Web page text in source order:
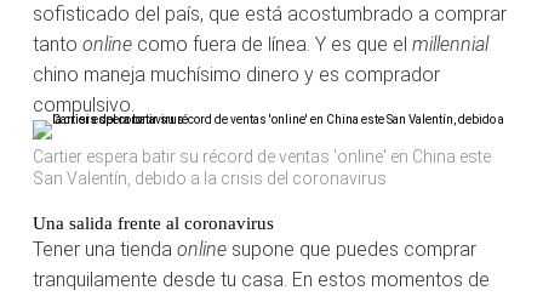
sofisticado del país, que está acostumbrado a comprar
tanto online como fuera de línea. Y es que el millennial
chino maneja muchísimo dinero y es comprador
compulsivo.
Cartier espera batir su récord de ventas 'online' en China este
San Valentín, debido a la crisis del coronavirus
Una salida frente al coronavirus
Tener una tienda online supone que puedes comprar
tranquilamente desde tu casa. En estos momentos de